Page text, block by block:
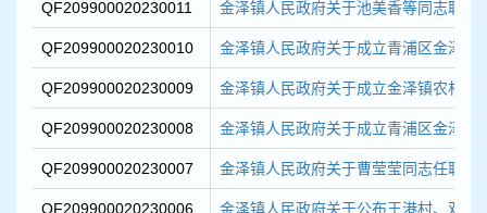
QF209900020230011 金泽镇人民政府关于池美香等同志职务
QF209900020230010 金泽镇人民政府关于成立青浦区金泽镇
QF209900020230009 金泽镇人民政府关于成立金泽镇农村自
QF209900020230008 金泽镇人民政府关于成立青浦区金泽镇
QF209900020230007 金泽镇人民政府关于曹莹莹同志任职的
QF209900020230006 金泽镇人民政府关于公布王港村、双祥